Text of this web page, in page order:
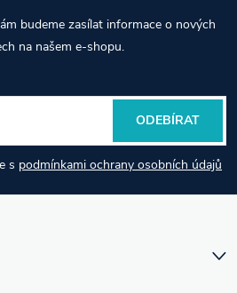
budeme zasílat informace o nových
na našem e-shopu.
s podmínkami ochrany osobních údajů
ODEBÍRAT